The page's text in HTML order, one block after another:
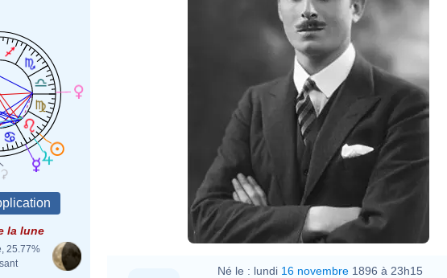
la lune
25.77%
Bassano Ltd
Né le : lundi 16 novembre 1896 à 23h15